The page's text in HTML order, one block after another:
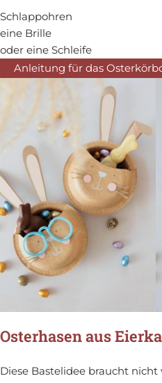
Schlappohren
eine Brille
oder eine Schleife
Anleitung für das
Osterhasen aus
Diese Bastelidee braucht